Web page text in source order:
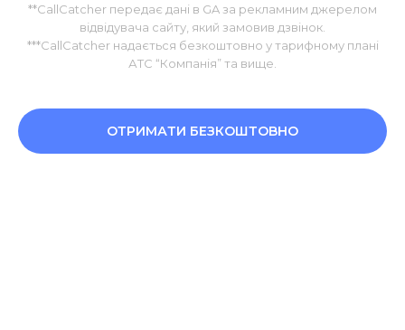
**CallCatcher передає дані в GA за рекламним джерелом
відвідувача сайту, який замовив дзвінок.
***CallCatcher надається безкоштовно у тарифному плані
АТС “Компанія” та вище.
ОТРИМАТИ БЕЗКОШТОВНО